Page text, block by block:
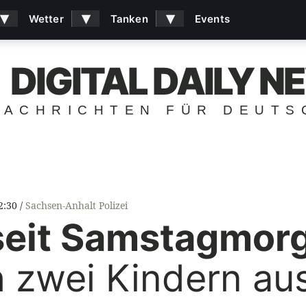
DIGITAL DAILY
FÜR
Sachsen-Anhalt Polizei
zwei Kindern
▾ Wetter ▾ Tanken ▾ Events